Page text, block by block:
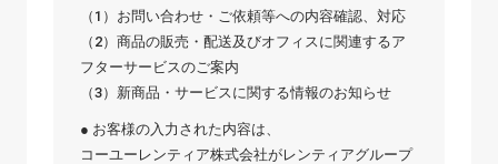
（1）お問い合わせ・ご依頼等への内容確認、対応
（2）商品の販売・配送及びオフィスに関連するア
フターサービスのご案内
（3）新商品・サービスに関する情報のお知らせ
● お客様の入力された内容は、
コーユーレンティア株式会社がレンティアグループ